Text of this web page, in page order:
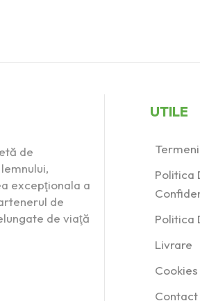
de
excepţionala a
de
de viaţă
UTILE
Politica
Politica
Livrare
Cookies
Contact